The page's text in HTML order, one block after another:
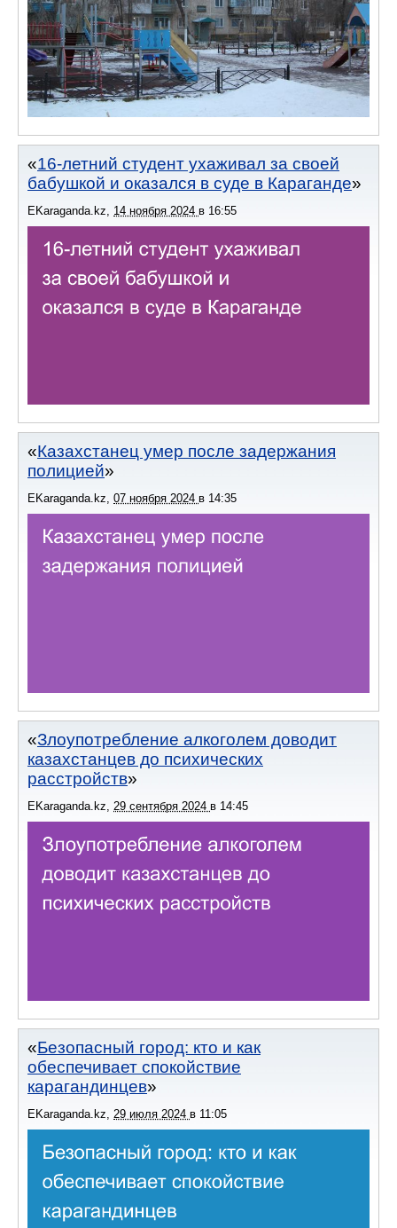
16-летний студент ухаживал за своей
бабушкой и оказался в суде в Караганде
EKaraganda.kz 14 ноября 2024 в 16:55
Казахстанец умер после задержания
полицией
EKaraganda.kz, 07 ноября 2024 в 14:35
Злоупотребление алкоголем доводит
казахстанцев до психических
расстройств
EKaraganda.kz, 29 сентября 2024 в 14:45
Безопасный город: кто и как
обеспечивает спокойствие
карагандинцев
EKaraganda.kz 29 июля 2024 в 11:05